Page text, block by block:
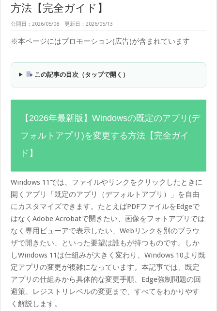
方法【完全ガイド】
公開日：2026/05/08 更新日：2026/05/13
※本ページにはプロモーション(広告)が含まれています
この記事の目次（タップで開く）
【2026年最新版】Windowsの既定のアプリ(デ
フォルトアプリ)を変更する方法【完全ガイ
ド】
Windows 11では、ファイルやリンクをクリックしたときに
開くアプリ「既定のアプリ（デフォルトアプリ）」を自由
にカスタマイズできます。たとえばPDFファイルをEdgeで
はなくAdobe Acrobatで開きたい、画像をフォトアプリでは
なく専用ビューアで表示したい、Webリンクを別のブラウ
ザで開きたい、といった要望は誰もが持つものです。しか
しWindows 11は仕組みが大きく変わり、Windows 10より既
定アプリの変更が複雑になっています。本記事では、既定
アプリの仕組みから具体的な変更手順、Edge強制問題の回
避策、レジストリレベルの変更まで、すべてをわかりやす
く解説します。